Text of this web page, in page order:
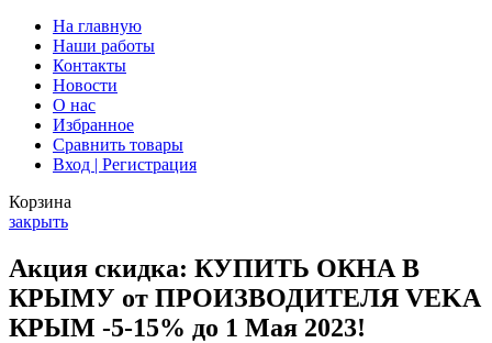
На главную
Наши работы
Контакты
Новости
О нас
Избранное
Сравнить товары
Вход | Регистрация
Корзина
закрыть
Акция скидка: КУПИТЬ ОКНА В
КРЫМУ от ПРОИЗВОДИТЕЛЯ VEKA
КРЫМ -5-15% до 1 Мая 2023!